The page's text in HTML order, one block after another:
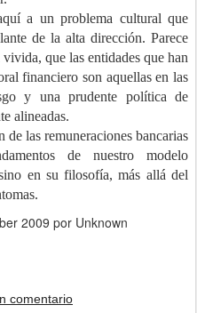
a un problema cultural que
de la alta dirección. Parece
que las entidades que han
financiero son aquellas en las
y una prudente política de
alineadas.
las remuneraciones bancarias
de nuestro modelo
en su filosofía, más allá del
2009 por Unknown
comentario